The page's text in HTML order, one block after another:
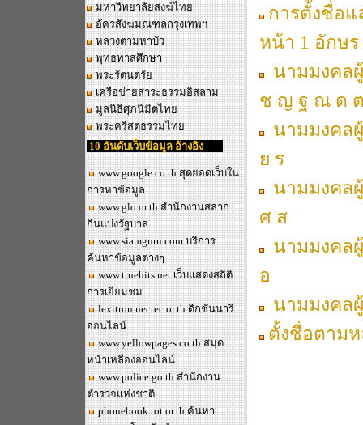
มหาวิทยาลัยสงฆ์ไทย
อัครสังฆมณฑลกรุงเทพฯ
หลวงตามหาบัว
พุทธทาสศึกษา
พระรัตนตรัย
เครือข่ายสาระธรรมอิสลาม
มูลนิธิศุภนิมิตไทย
พระคริสตธรรมไทย
10 อันดับเว็บข้อมูล อ้างอิง
www.google.co.thสุดยอดเว็บใน
การหาข้อมูล
www.glo.or.th สำนักงานสลาก
กินแบ่งรัฐบาล
www.siamguru.com บริการ
ค้นหาข้อมูลต่างๆ
www.truehits.net เว็บแสดงสถิติ
การเยี่ยมชม
lexitron.nectec.or.th ดิกชันนารี
ออนไลน์
www.yellowpages.co.th สมุด
หน้าเหลืองออนไลน์
www.police.go.thสำนักงาน
ตำรวจแห่งชาติ
phonebook.tot.or.thค้นหา
การตั้งชื่อ
หน้า 1 อักษ
นามมงคล
ช ญ ฐ ณ ด
นามมงคล
ย ร
นามมงคล
ศ ส
นามมงคล
อ
นามมงคล
ตั้งชื่อตาม